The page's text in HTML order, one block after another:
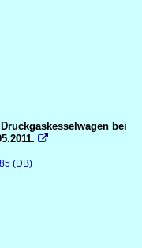
bei

(DB)